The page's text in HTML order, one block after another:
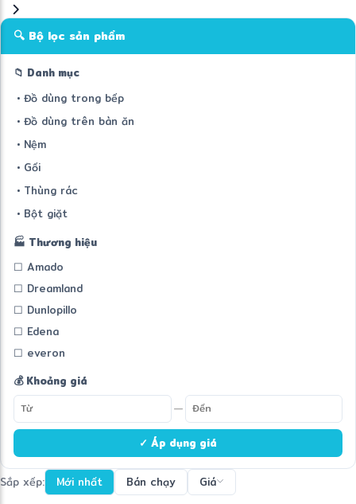
🔍 Bộ lọc sản phẩm
📁 Danh mục
• Đồ dùng trong bếp
• Đồ dùng trên bàn ăn
• Nệm
• Gối
• Thùng rác
• Bột giặt
🏭 Thương hiệu
☐ Amado
☐ Dreamland
☐ Dunlopillo
☐ Edena
☐ everon
💰 Khoảng giá
—
✓ Áp dụng giá
Sắp xếp: Mới nhất Bán chạy Giá